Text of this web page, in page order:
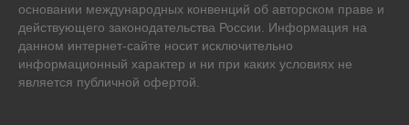
основании международных конвенций об авторском праве и
действующего законодательства России. Информация на
данном интернет-сайте носит исключительно
информационный характер и ни при каких условиях не
является публичной офертой.